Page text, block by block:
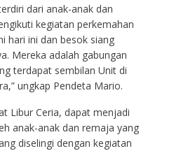
dari anak-anak dan
kegiatan perkemahan
hari ini dan besok siang
Mereka adalah gabungan
terdapat sembilan Unit di
ungkap Pendeta Mario.
Libur Ceria, dapat menjadi
anak-anak dan remaja yang
diselingi dengan kegiatan